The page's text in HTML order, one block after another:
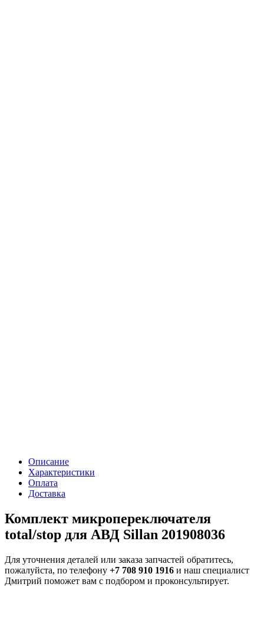
Описание
Характеристики
Оплата
Доставка
Комплект микропереключателя
total/stop для АВД Sillan 201908036
Для уточнения деталей или заказа запчастей обратитесь,
пожалуйста, по телефону +7 708 910 1916 и наш специалист
Дмитрий поможет вам с подбором и проконсультирует.